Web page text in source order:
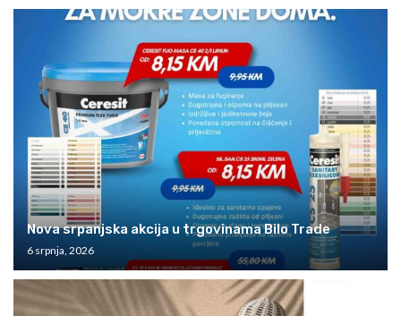
Nova srpanjska akcija u trgovinama Bilo Trade
6 srpnja, 2026